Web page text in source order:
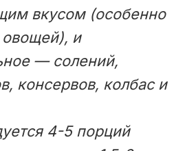
вкусом (особенно
овощей), и
— солений,
консервов, колбас и
4-5 порций